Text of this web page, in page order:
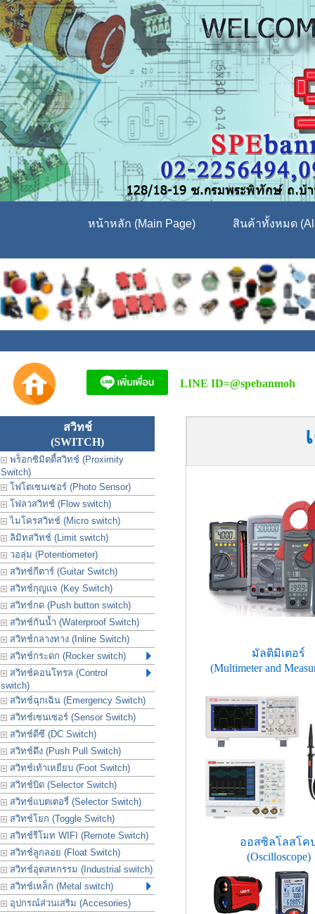
หน้าหลัก (Main Page) สินค้าทั้งหมด
LINE ID=@spebanmoh
สวิทช์
(SWITCH)
พร็อกซิมิตตี้สวิทช์ (Proximity
Switch)
โฟโตเซนเซอร์ (Photo Sensor)
โฟลวสวิทช์ (Flow switch)
ไมโครสวิทช์ (Micro switch)
ลิมิทสวิทช์ (Limit switch)
วอลุ่ม (Potentiometer)
สวิทช์กีตาร์ (Guitar Switch)
สวิทช์กุญแจ (Key Switch)
สวิทช์กด (Push button switch)
สวิทช์กันน้ำ (Waterproof Switch)
สวิทช์กลางทาง (Inline Switch)
สวิทช์กระดก (Rocker switch)
สวิทช์คอนโทรล (Control
switch)
สวิทช์ฉุกเฉิน (Emergency Switch)
สวิทช์เซนเซอร์ (Sensor Switch)
สวิทช์ดีซี (DC Switch)
สวิทช์ดึง (Push Pull Switch)
สวิทช์เท้าเหยียบ (Foot Switch)
สวิทช์บิด (Selector Switch)
สวิทช์แบตเตอรี่ (Selector Switch)
สวิทช์โยก (Toggle Switch)
สวิทช์รีโมท WIFI (Remote Switch)
สวิทช์ลูกลอย (Float Switch)
สวิทช์อุตสหกรรม (Industrial switch)
สวิทช์เหล็ก (Metal switch)
อุปกรณ์ส่วนเสริม (Accesories)
มัลติมิเตอร์
(Multimeter and
ออสซิลโลสโค
(Oscilloscope)